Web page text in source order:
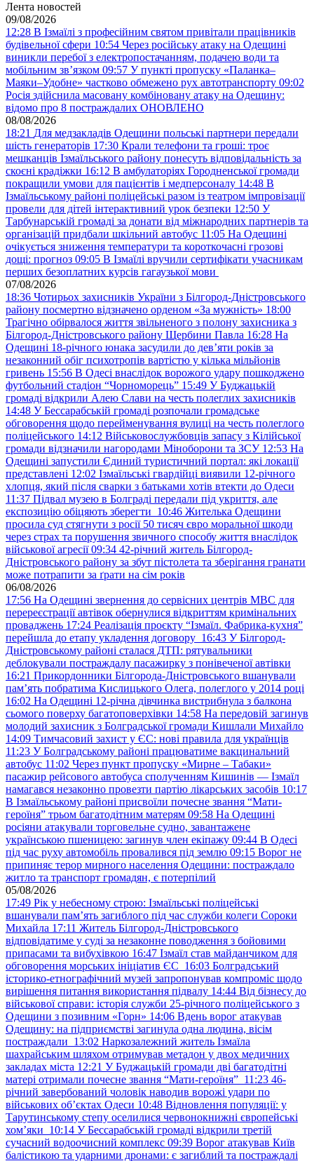
Лента новостей
09/08/2026
12:28 В Ізмаїлі з професійним святом привітали працівників
будівельної сфери 10:54 Через російську атаку на Одещині
виникли перебої з електропостачанням, подачею води та
мобільним звʼязком 09:57 У пункті пропуску «Паланка–
Маяки–Удобне» частково обмежено рух автотранспорту 09:02
Росія здійснила масовану комбіновану атаку на Одещину:
відомо про 8 постраждалих ОНОВЛЕНО
08/08/2026
18:21 Для медзакладів Одещини польські партнери передали
шість генераторів 17:30 Крали телефони та гроші: троє
мешканців Ізмаїльського району понесуть відповідальність за
скоєні крадіжки 16:12 В амбулаторіях Городненської громади
покращили умови для пацієнтів і медперсоналу 14:48 В
Ізмаїльському районі поліцейські разом із театром імпровізації
провели для дітей інтерактивний урок безпеки 12:50 У
Тарбунарській громаді за донати від міжнародних партнерів та
організацій придбали шкільний автобус 11:05 На Одещині
очікується зниження температури та короткочасні грозові
дощі: прогноз 09:05 В Ізмаїлі вручили сертифікати учасникам
перших безоплатних курсів гагаузької мови
07/08/2026
18:36 Чотирьох захисників України з Білгород-Дністровського
району посмертно відзначено орденом «За мужність» 18:00
Трагічно обірвалося життя звільненого з полону захисника з
Білгород-Дністровського району Щербини Павла 16:28 На
Одещині 18-річного юнака засудили до дев’яти років за
незаконний обіг психотропів вартістю у кілька мільйонів
гривень 15:56 В Одесі внаслідок ворожого удару пошкоджено
футбольний стадіон “Чорноморець” 15:49 У Буджацькій
громаді відкрили Алею Слави на честь полеглих захисників
14:48 У Бессарабській громаді розпочали громадське
обговорення щодо перейменування вулиці на честь полеглого
поліцейського 14:12 Військовослужбовців запасу з Кілійської
громади відзначили нагородами Міноборони та ЗСУ 12:53 На
Одещині запустили Єдиний туристичний портал: які локації
представлені 12:02 Ізмаїльські гвардійці виявили 12-річного
хлопця, який після сварки з батьками хотів втекти до Одеси
11:37 Підвал музею в Болграді передали під укриття, але
експозицію обіцяють зберегти 10:46 Жителька Одещини
просила суд стягнути з росії 50 тисяч євро моральної шкоди
через страх та порушення звичного способу життя внаслідок
військової агресії 09:34 42-річний житель Білгород-
Дністровського району за збут пістолета та зберігання гранати
може потрапити за ґрати на сім років
06/08/2026
17:56 На Одещині звернення до сервісних центрів МВС для
перереєстрації автівок обернулися відкриттям кримінальних
проваджень 17:24 Реалізація проєкту “Ізмаїл. Фабрика-кухня”
перейшла до етапу укладення договору 16:43 У Білгород-
Дністровському районі сталася ДТП: рятувальники
деблокували постраждалу пасажирку з понівеченої автівки
16:21 Прикордонники Білгорода-Дністровського вшанували
пам’ять побратима Кислицького Олега, полеглого у 2014 році
16:02 На Одещині 12-річна дівчинка вистрибнула з балкона
сьомого поверху багатоповерхівки 14:58 На передовій загинув
молодий захисник з Болградської громади Кишлали Михайло
14:09 Тимчасовий захист у ЄС: нові правила для українців
11:23 У Болградському районі працюватиме вакцинальний
автобус 11:02 Через пункт пропуску «Мирне – Табаки»
пасажир рейсового автобуса сполученням Кишинів — Ізмаїл
намагався незаконно провезти партію лікарських засобів 10:17
В Ізмаїльському районі присвоїли почесне звання “Мати-
героїня” трьом багатодітним матерям 09:58 На Одещині
росіяни атакували торговельне судно, завантажене
українською пшеницею: загинув член екіпажу 09:44 В Одесі
під час руху автомобіль провалився під землю 09:15 Ворог не
припиняє терор мирного населення Одещини: постраждало
житло та транспорт громадян, є потерпілий
05/08/2026
17:49 Рік у небесному строю: Ізмаїльські поліцейські
вшанували пам’ять загиблого під час служби колеги Сороки
Михайла 17:11 Житель Білгород-Дністровського
відповідатиме у суді за незаконне поводження з бойовими
припасами та вибухівкою 16:47 Ізмаїл став майданчиком для
обговорення морських ініціатив ЄС 16:03 Болградський
історико-етнографічний музей запропонував компроміс щодо
вирішення питання використання підвалу 14:44 Від бізнесу до
військової справи: історія служби 25-річного поліцейського з
Одещини з позивним «Горн» 14:06 Вдень ворог атакував
Одещину: на підприємстві загинула одна людина, вісім
постраждали 13:02 Наркозалежний житель Ізмаїла
шахрайським шляхом отримував метадон у двох медичних
закладах міста 12:21 У Буджацькій громади дві багатодітні
матері отримали почесне звання “Мати-героїня” 11:23 46-
річний завербований чоловік наводив ворожі удари по
військових обʼєктах Одеси 10:48 Відновлення популяції: у
Тарутинському степу оселилися червонокнижні європейські
хом’яки 10:14 У Бессарабській громаді відкрили третій
сучасний водоочисний комплекс 09:39 Ворог атакував Київ
балістикою та ударними дронами: є загиблий та постраждалі